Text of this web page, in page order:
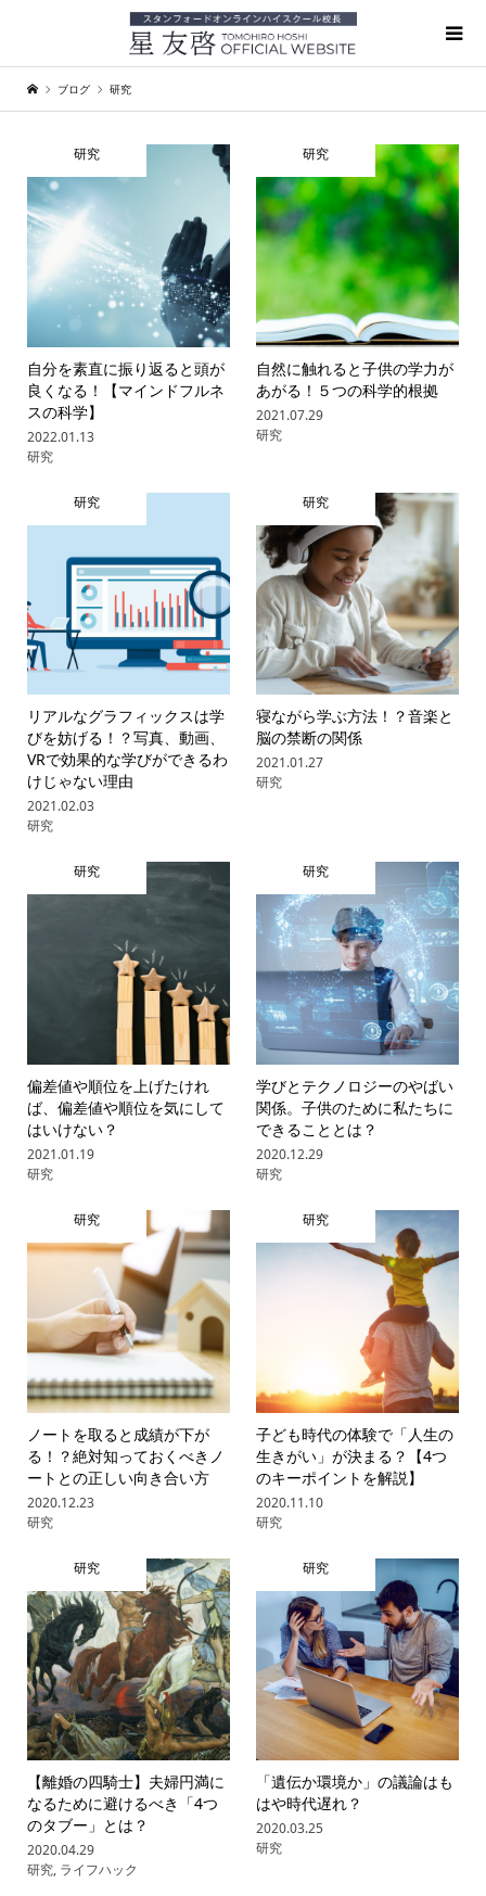
ブログ 研究
研究
自分を素直に振り返ると頭が
良くなる！【マインドフルネ
スの科学】
2022.01.13
研究
研究
自然に触れると子供の学力が
あがる！５つの科学的根拠
2021.07.29
研究
研究
リアルなグラフィックスは学
びを妨げる！？写真、動画、
VRで効果的な学びができるわ
けじゃない理由
2021.02.03
研究
研究
寝ながら学ぶ方法！？音楽と
脳の禁断の関係
2021.01.27
研究
研究
偏差値や順位を上げたけれ
ば、偏差値や順位を気にして
はいけない？
2021.01.19
研究
研究
学びとテクノロジーのやばい
関係。子供のために私たちに
できることとは？
2020.12.29
研究
研究
ノートを取ると成績が下が
る！？絶対知っておくべきノ
ートとの正しい向き合い方
2020.12.23
研究
研究
子ども時代の体験で「人生の
生きがい」が決まる？【4つ
のキーポイントを解説】
2020.11.10
研究
研究
【離婚の四騎士】夫婦円満に
なるために避けるべき「4つ
のタブー」とは？
2020.04.29
研究, ライフハック
研究
「遺伝か環境か」の議論はも
はや時代遅れ？
2020.03.25
研究